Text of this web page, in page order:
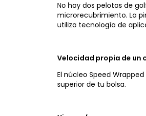
No hay dos pelotas de
microrecubrimiento. La
utiliza tecnología de
Velocidad propia de un
El núcleo Speed
superior de tu bolsa.